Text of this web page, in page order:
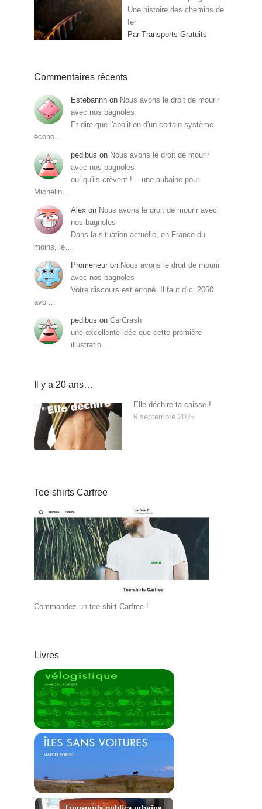
Une histoire des chemins de
fer
Par Transports Gratuits
Commentaires récents
Estebannn on Nous avons le droit de mourir
avec nos bagnoles
Et dire que l'abolition d'un certain système
écono…
pedibus on Nous avons le droit de mourir
avec nos bagnoles
oui qu'ils crèvent !... une aubaine pour
Michelin…
Alex on Nous avons le droit de mourir avec
nos bagnoles
Dans la situation actuelle, en France du
moins, le…
Promeneur on Nous avons le droit de mourir
avec nos bagnoles
Votre discours est erroné. Il faut d'ici 2050
avoi…
pedibus on CarCrash
une excellente idée que cette première
illustratio…
Il y a 20 ans…
Elle déchire ta caisse !
6 septembre 2005
Tee-shirts Carfree
Commandez un tee-shirt Carfree !
Livres